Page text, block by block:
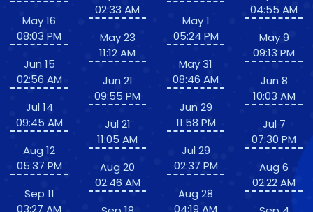
May 16
08:03 PM
Jun 15
02:56 AM
Jul 14
09:45 AM
Aug 12
05:37 PM
Sep 11
03:27 AM
02:33 AM
May 23
11:12 AM
Jun 21
09:55 PM
Jul 21
11:05 AM
Aug 20
02:46 AM
May 1
05:24 PM
May 31
08:46 AM
Jun 29
11:58 PM
Jul 29
02:37 PM
Aug 28
04:19 AM
04:55 AM
May 9
09:13 PM
Jun 8
10:03 AM
Jul 7
07:30 PM
Aug 6
02:22 AM